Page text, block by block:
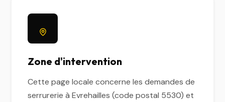
Zone d'intervention
Cette page locale concerne les demandes de
serrurerie à Evrehailles (code postal 5530) et